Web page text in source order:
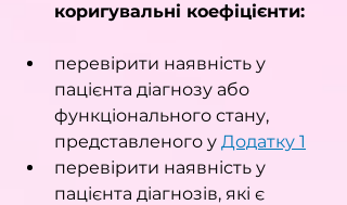
коригувальні коефіцієнти:
перевірити наявність у
пацієнта діагнозу або
функціонального стану,
представленого у Додатку 1
перевірити наявність у
пацієнта діагнозів, які є